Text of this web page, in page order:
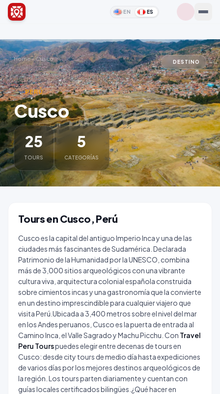
EN ES
Home»Cusco DESTINO
PERÚ
Cusco
25
TOURS
5
CATEGORÍAS
Tours en Cusco, Perú
Cusco es la capital del antiguo Imperio Inca y una de las
ciudades más fascinantes de Sudamérica. Declarada
Patrimonio de la Humanidad por la UNESCO, combina
más de 3,000 sitios arqueológicos con una vibrante
cultura viva, arquitectura colonial española construida
sobre cimientos incas y una gastronomía que la convierte
en un destino imprescindible para cualquier viajero que
visita Perú.Ubicada a 3,400 metros sobre el nivel del mar
en los Andes peruanos, Cusco es la puerta de entrada al
Camino Inca, el Valle Sagrado y Machu Picchu. Con Travel
Peru Tourspuedes elegir entre decenas de tours en
Cusco: desde city tours de medio día hasta expediciones
de varios días por los mejores destinos arqueológicos de
la región. Los tours parten diariamente y cuentan con
guías locales certificados bilingües.¿Qué hacer en